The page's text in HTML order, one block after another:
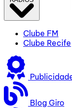
Clube FM
Clube Recife
Blog Giro